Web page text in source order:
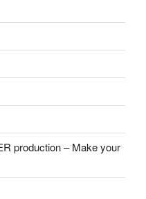
production – Make your